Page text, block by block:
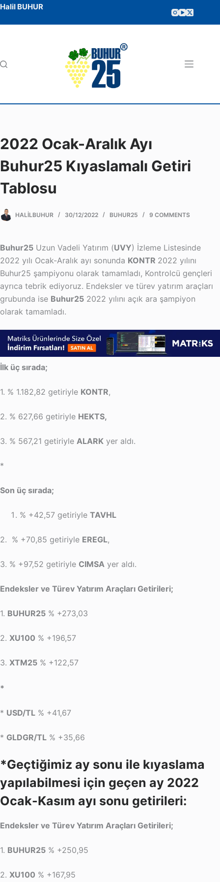
Halil BUHUR
2022 Ocak-Aralık Ayı
Buhur25 Kıyaslamalı Getiri
Tablosu
HALILBUHUR 30/12/2022 BUHUR25 9 COMMENTS
Buhur25 Uzun Vadeli Yatırım (UVY) İzleme Listesinde
2022 yılı Ocak-Aralık ayı sonunda KONTR 2022 yılını
Buhur25 şampiyonu olarak tamamladı, Kontrolcü gençleri
ayrıca tebrik ediyoruz. Endeksler ve türev yatırım araçları
grubunda ise Buhur25 2022 yılını açık ara şampiyon
olarak tamamladı.
İlk üç sırada;
1. % 1.182,82 getiriyle KONTR,
2. % 627,66 getiriyle HEKTS,
3. % 567,21 getiriyle ALARK yer aldı.
*
Son üç sırada;
% +42,57 getiriyle TAVHL
2. % +70,85 getiriyle EREGL,
3. % +97,52 getiriyle CIMSA yer aldı.
Endeksler ve Türev Yatırım Araçları Getirileri;
1. BUHUR25 % +273,03
2. XU100 % +196,57
3. XTM25 % +122,57
*
* USD/TL % +41,67
* GLDGR/TL % +35,66
*Geçtiğimiz ay sonu ile kıyaslama
yapılabilmesi için geçen ay 2022
Ocak-Kasım ayı sonu getirileri:
Endeksler ve Türev Yatırım Araçları Getirileri;
1. BUHUR25 % +250,95
2. XU100 % +167,95